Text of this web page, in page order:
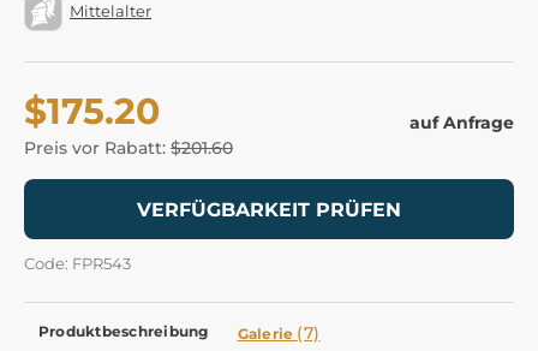
Mittelalter
$175.20
Preis vor Rabatt: $201.60
auf Anfrage
VERFÜGBARKEIT PRÜFEN
Code: FPR543
Produktbeschreibung Galerie (7)